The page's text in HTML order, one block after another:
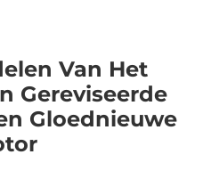
Van Het
Gereviseerde
Gloednieuwe